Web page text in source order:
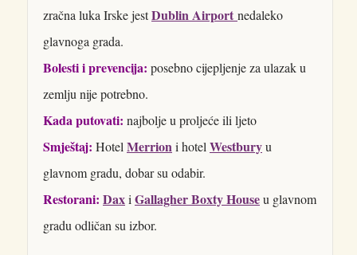
zračna luka Irske jestDublin Airport nedaleko
glavnoga grada.
Bolesti i prevencija: posebno cijepljenje za ulazak u
zemlju nije potrebno.
Kada putovati: najbolje u proljeće ili ljeto
Smještaj: HotelMerrioni hotelWestburyu
glavnom gradu, dobar su odabir.
Restorani: DaxiGallagher Boxty Houseu glavnom
gradu odličan su izbor.